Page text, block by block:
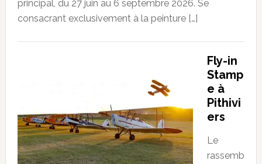
principal, du 27 juin au 6 septembre 2026. Se
consacrant exclusivement à la peinture […]
Fly-in
Stamp
e à
Pithivi
ers
Le
rassemb